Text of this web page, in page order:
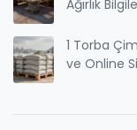
Ağırlık
1 Torba
ve Online